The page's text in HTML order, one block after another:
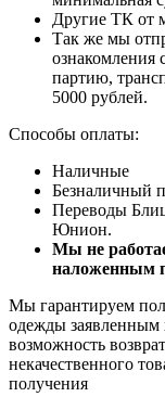
Другие ТК от
Так же мы
ознакомления
партию,
5000 рублей.
Способы оплаты:
Наличные
Безналичный
Переводы
Юнион.
Мы не
наложенным
Мы гарантируем
одежды заявленным
возможность
некачественного
получения